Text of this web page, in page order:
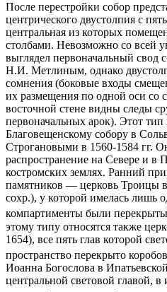
После перестройки собор
центрического двустолпия с
центральная из которых
столбами. Невозможно со всей
выглядел первоначальный свод
Н.И. Метлиным, однако
сомнения (боковые входы
их размещения по одной оси со
восточной стене видны следы
первоначальных арок). Этот тип
Благовещенскому собору в
Строгановыми в 1560-1584 гг.
распространение на Севере и в
костромских землях. Ранний
памятников — церковь Троицы
сохр.), у которой имелась лишь
компартименты были
этому типу относятся также
1654), все пять глав которой
пространство перекрыто
Иоанна Богослова в
центральной световой главой, в